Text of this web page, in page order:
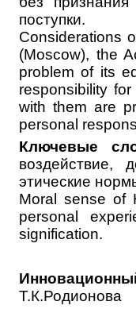
поступки.
Considerations
(Moscow), the
problem of its
responsibility
with them are
personal
Ключевые
воздействие,
этические
Moral sense of
personal
signification.
Т.К.Родионова